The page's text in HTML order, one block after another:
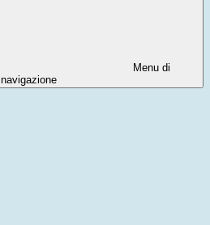
Menu di
navigazione